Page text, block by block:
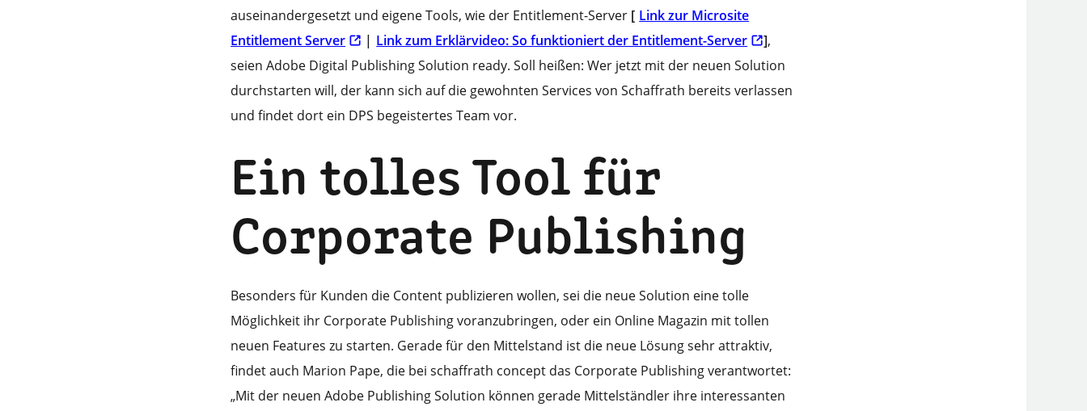
auseinandergesetzt und eigene Tools, wie der Entitlement-Server [ Link zur Microsite
Entitlement Server
| Link zum Erklärvideo: So funktioniert der Entitlement-Server ],
seien Adobe Digital Publishing Solution ready. Soll heißen: Wer jetzt mit der neuen Solution
durchstarten will, der kann sich auf die gewohnten Services von Schaffrath bereits verlassen
und findet dort ein DPS begeistertes Team vor.
Ein tolles Tool für
Corporate Publishing
Besonders für Kunden die Content publizieren wollen, sei die neue Solution eine tolle
Möglichkeit ihr Corporate Publishing voranzubringen, oder ein Online Magazin mit tollen
neuen Features zu starten. Gerade für den Mittelstand ist die neue Lösung sehr attraktiv,
findet auch Marion Pape, die bei schaffrath concept das Corporate Publishing verantwortet:
„Mit der neuen Adobe Publishing Solution können gerade Mittelständler ihre interessanten